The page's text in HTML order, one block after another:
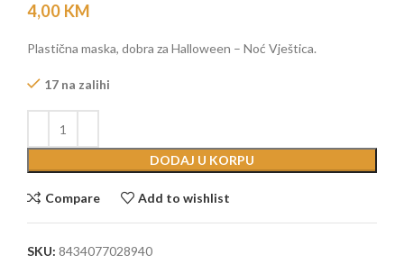
4,00 KM
Plastična maska, dobra za Halloween – Noć Vještica.
17 na zalihi
DODAJ U KORPU
Compare Add to wishlist
SKU: 8434077028940